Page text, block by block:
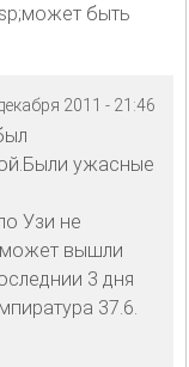
быть
2011 - 21:46
ужасные
Узи не
вышли
3 дня
37.6.